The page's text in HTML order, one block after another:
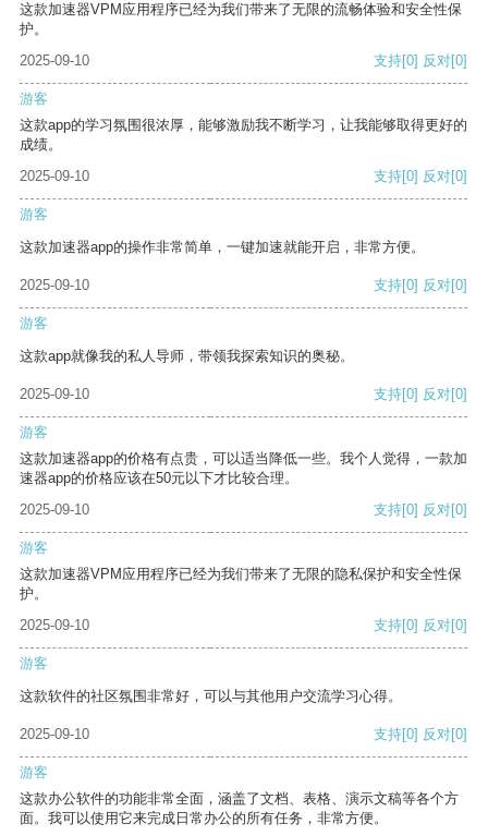
这款加速器VPM应用程序已经为我们带来了无限的流畅体验和安全性保
护。
2025-09-10
支持[0] 反对[0]
游客
这款app的学习氛围很浓厚，能够激励我不断学习，让我能够取得更好的
成绩。
2025-09-10
支持[0] 反对[0]
游客
这款加速器app的操作非常简单，一键加速就能开启，非常方便。
2025-09-10 支持[0] 反对[0]
游客
这款app就像我的私人导师，带领我探索知识的奥秘。
2025-09-10 支持[0] 反对[0]
游客
这款加速器app的价格有点贵，可以适当降低一些。我个人觉得，一款加
速器app的价格应该在50元以下才比较合理。
2025-09-10
支持[0] 反对[0]
游客
这款加速器VPM应用程序已经为我们带来了无限的隐私保护和安全性保
护。
2025-09-10
支持[0] 反对[0]
游客
这款软件的社区氛围非常好，可以与其他用户交流学习心得。
2025-09-10 支持[0] 反对[0]
游客
这款办公软件的功能非常全面，涵盖了文档、表格、演示文稿等各个方
面。我可以使用它来完成日常办公的所有任务，非常方便。